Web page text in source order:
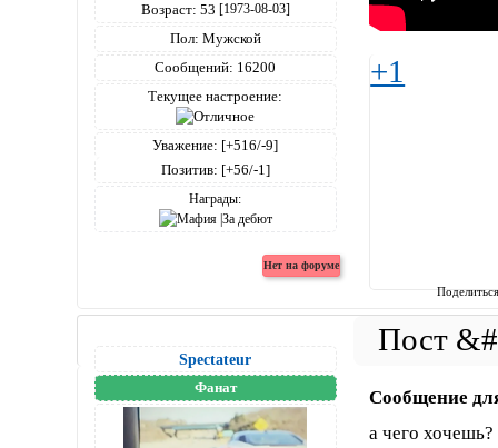
Возраст: 53 [1973-08-03]
Пол: Мужской
Сообщений: 16200
Текущее настроение:
Уважение: [+516/-9]
Позитив: [+56/-1]
Награды:
+1
Spectateur
Фанат
Сообщение
а чего хочешь?